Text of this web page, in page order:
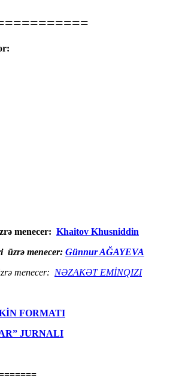
menecer: Khaitov Khusniddin
üzrə menecer: Günnur AĞAYEVA
menecer: NƏZAKƏT EMİNQIZI
FORMATI
JURNALI